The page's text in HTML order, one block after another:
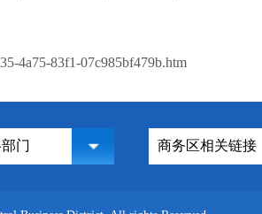
4a75-83f1-07c985bf479b.htm